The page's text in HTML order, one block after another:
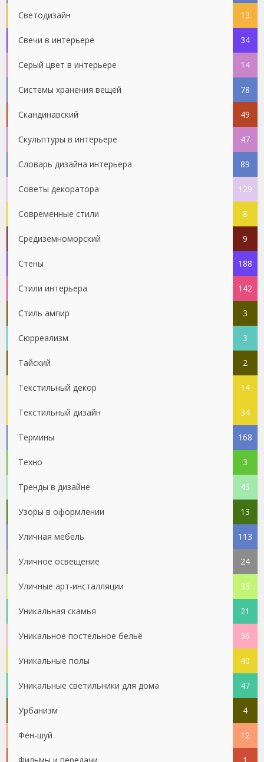
Светодизайн 13
Свечи в интерьере 34
Серый цвет в интерьере 14
Системы хранения вещей 78
Скандинавский 49
Скульптуры в интерьере 47
Словарь дизайна интерьера 89
Советы декоратора 129
Современные стили 8
Средиземноморский 9
Стены 188
Стили интерьера 142
Стиль ампир 3
Сюрреализм 3
Тайский 2
Текстильный декор 14
Текстильный дизайн 34
Термины 168
Техно 3
Тренды в дизайне 45
Узоры в оформлении 13
Уличная мебель 113
Уличное освещение 24
Уличные арт-инсталляции 33
Уникальная скамья 21
Уникальное постельное бельё 36
Уникальные полы 40
Уникальные светильники для дома 47
Урбанизм 4
Фен-шуй 12